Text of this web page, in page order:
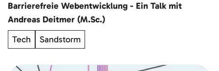
Barrierefreie Webentwicklung - Ein Talk mit
Andreas Deitmer (M.Sc.)
Tech
Sandstorm